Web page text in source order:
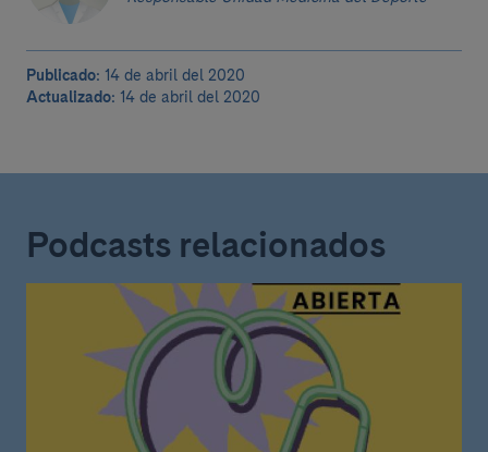
Publicado: 14 de abril del 2020
Actualizado: 14 de abril del 2020
Podcasts relacionados